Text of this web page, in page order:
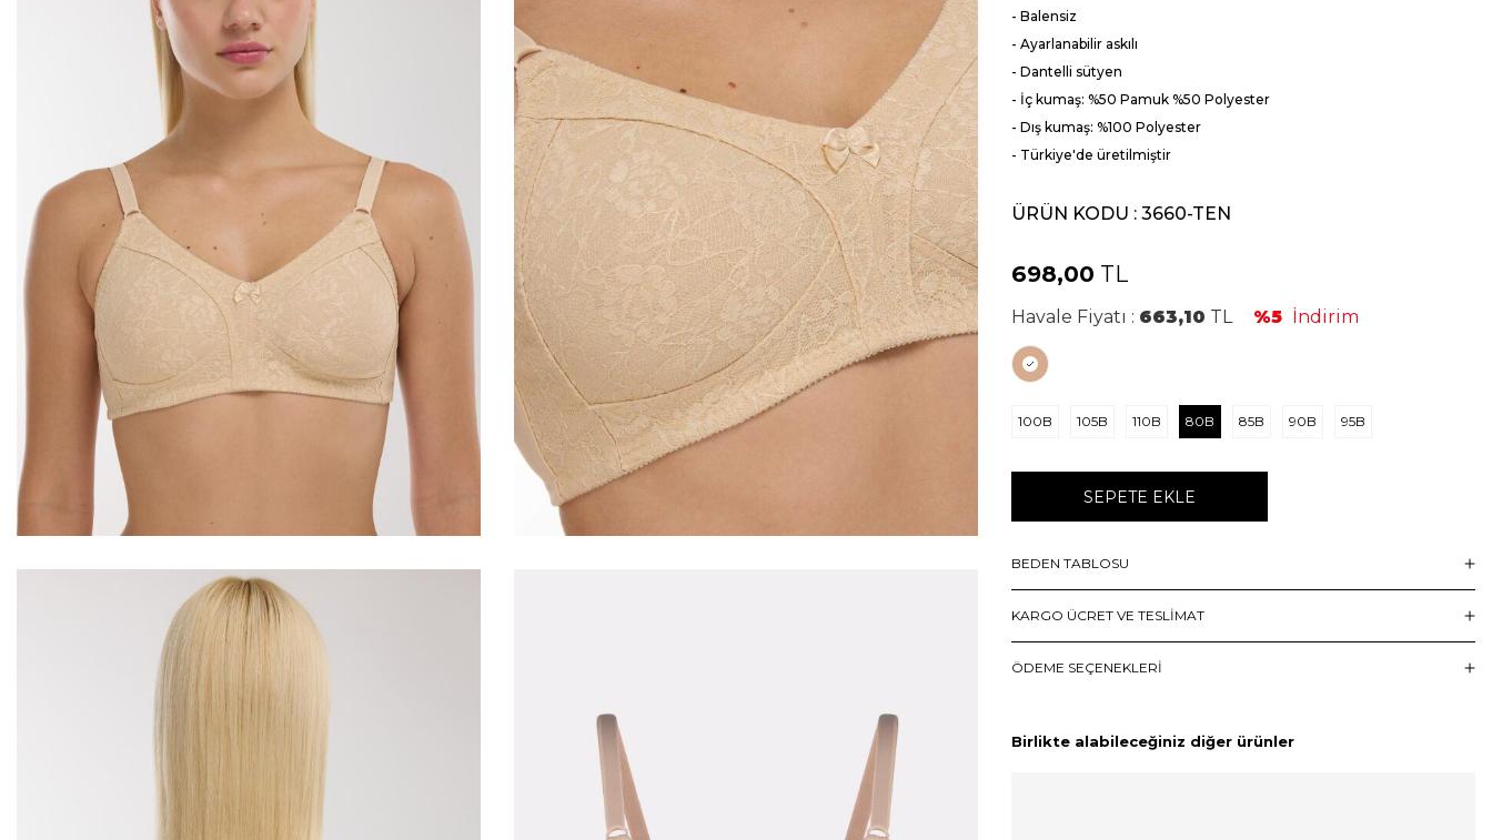
- Balensiz
- Ayarlanabilir askılı
- Dantelli sütyen
- İç kumaş: %50 Pamuk %50 Polyester
- Dış kumaş: %100 Polyester
- Türkiye'de üretilmiştir
ÜRÜN KODU : 3660-TEN
698,00 TL
Havale Fiyatı : 663,10 TL %5 İndirim
100B 105B 110B 80B 85B 90B 95B
SEPETE EKLE
BEDEN TABLOSU
KARGO ÜCRET VE TESLİMAT
ÖDEME SEÇENEKLERI
Birlikte alabileceğiniz diğer ürünler